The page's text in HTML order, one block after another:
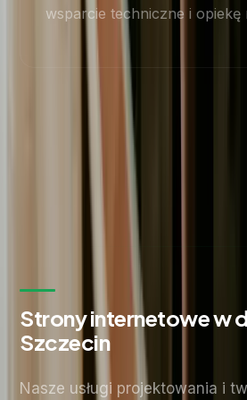
wsparcie techniczne i opiekę
Strony internetowe w
Szczecin
Nasze usługi projektowania i